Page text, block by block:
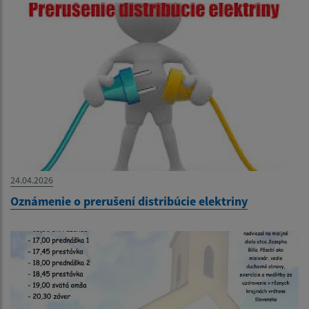
24.04.2026
Oznámenie o prerušení distribúcie elektriny